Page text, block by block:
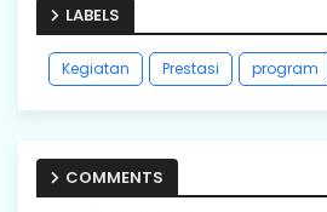
LABELS
Kegiatan Prestasi program
COMMENTS